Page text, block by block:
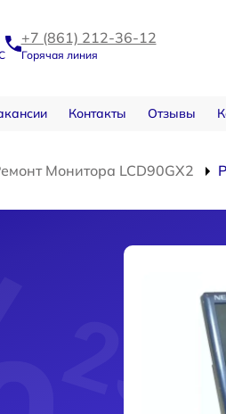
+7 (861) 212-36-12
Горячая линия
Контакты Отзывы
Монитора LCD90GX2